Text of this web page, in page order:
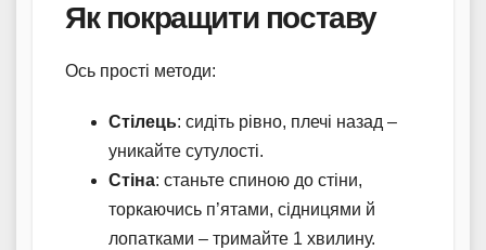
Як покращити поставу
Ось прості методи:
Стілець: сидіть рівно, плечі назад –
уникайте сутулості.
Стіна: станьте спиною до стіни,
торкаючись п’ятами, сідницями й
лопатками – тримайте 1 хвилину.